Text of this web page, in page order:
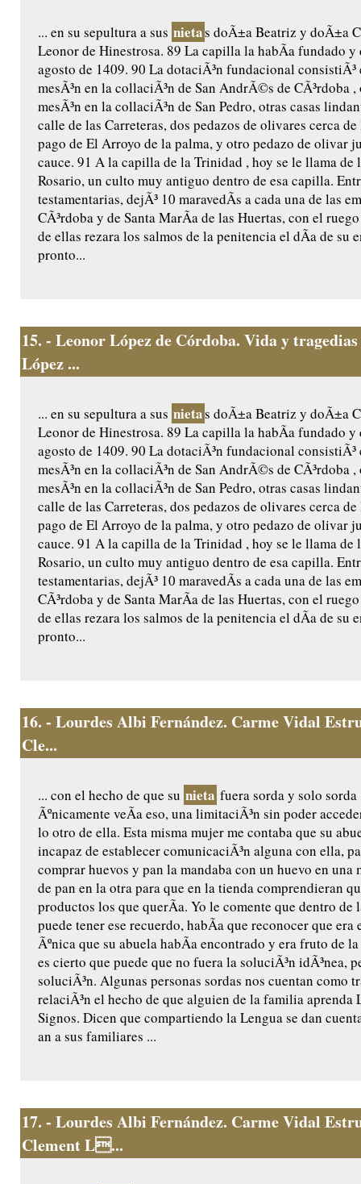
... en su sepultura a sus nietas doÃ±a Beatriz y doÃ±a
Leonor de Hinestrosa. 89 La capilla la habÃ­a fundado y
agosto de 1409. 90 La dotaciÃ³n fundacional consistiÃ³
mesÃ³n en la collaciÃ³n de San AndrÃ©s de CÃ³rdoba ,
mesÃ³n en la collaciÃ³n de San Pedro, otras casas
calle de las Carreteras, dos pedazos de olivares cerca
pago de El Arroyo de la palma, y otro pedazo de olivar
cauce. 91 A la capilla de la Trinidad , hoy se le llama de
Rosario, un culto muy antiguo dentro de esa capilla.
testamentarias, dejÃ³ 10 maravedÃ­s a cada una de las
CÃ³rdoba y de Santa MarÃ­a de las Huertas, con el
de ellas rezara los salmos de la penitencia el dÃ­a de su
pronto...
15. - Leonor López de Córdoba. Vida y
López ...
... en su sepultura a sus nietas doÃ±a Beatriz y doÃ±a
Leonor de Hinestrosa. 89 La capilla la habÃ­a fundado y
agosto de 1409. 90 La dotaciÃ³n fundacional consistiÃ³
mesÃ³n en la collaciÃ³n de San AndrÃ©s de CÃ³rdoba ,
mesÃ³n en la collaciÃ³n de San Pedro, otras casas
calle de las Carreteras, dos pedazos de olivares cerca
pago de El Arroyo de la palma, y otro pedazo de olivar
cauce. 91 A la capilla de la Trinidad , hoy se le llama de
Rosario, un culto muy antiguo dentro de esa capilla.
testamentarias, dejÃ³ 10 maravedÃ­s a cada una de las
CÃ³rdoba y de Santa MarÃ­a de las Huertas, con el
de ellas rezara los salmos de la penitencia el dÃ­a de su
pronto...
16. - Lourdes Albi Fernández. Carme Vidal
Cle...
... con el hecho de que su nieta fuera sorda y solo sorda
Ãºnicamente veÃ­a eso, una limitaciÃ³n sin poder
lo otro de ella. Esta misma mujer me contaba que su
incapaz de establecer comunicaciÃ³n alguna con ella,
comprar huevos y pan la mandaba con un huevo en una
de pan en la otra para que en la tienda comprendieran
productos los que querÃ­a. Yo le comente que dentro de
puede tener ese recuerdo, habÃ­a que reconocer que era
Ãºnica que su abuela habÃ­a encontrado y era fruto de
es cierto que puede que no fuera la soluciÃ³n idÃ³nea,
soluciÃ³n. Algunas personas sordas nos cuentan como
relaciÃ³n el hecho de que alguien de la familia aprenda
Signos. Dicen que compartiendo la Lengua se dan
an a sus familiares ...
17. - Lourdes Albi Fernández. Carme Vidal
Clement L...